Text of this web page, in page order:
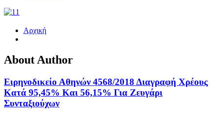
Αρχική
About Author
Ειρηνοδικείο Αθηνών 4568/2018 Διαγραφή Χρέους
Κατά 95,45% Και 56,15% Για Ζευγάρι
Συνταξιούχων